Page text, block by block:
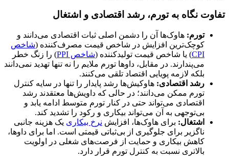
تفاوت نگاه به تورم، رشد اقتصادی و اشتغال
تورم: هاوک‌ها آن را دشمن اصلی ثبات اقتصادی می‌دانند و
کوچک‌ترین افزایش در شاخص قیمت مصرف‌کننده (شاخص
CPI) یا شاخص قیمت تولیدکننده (شاخص PPI
) را زنگ خطر
می‌پندارند. در مقابل، داوها تورم ملایم را نه تنها تهدید نمی‌دانند
بلکه لازمه پویایی اقتصاد تلقی می‌کنند.
رشد اقتصادی: هاوکیش‌ها رشد پایدار را تنها در سایه کنترل
تورم ممکن می‌دانند؛ در حالی که داویش‌ها معتقدند رشد
اقتصادی می‌تواند حتی در کنار تورم متوسط ادامه یابد و
بی‌توجهی به آن می‌تواند بیکاری و رکود را تشدید کند.
اشتغال: برای هاوک‌ها، افزایش نرخ بیکاری یک هزینه جانبی
ناگزیر برای جلوگیری از بی‌ثباتی قیمتی است. اما برای داوها،
کاهش بیکاری و حمایت از فرصت‌های شغلی در اولویت
بالاتری نسبت به کنترل تورم قرار دارد.